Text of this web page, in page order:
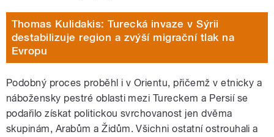
Thomas Kulidakis: Turecká invaze v Sýrii
destabilizuje region a zvýší migrační tlak na
Evropu
Podobný proces proběhl i v Orientu, přičemž v etnicky a
nábožensky pestré oblasti mezi Tureckem a Persií se
podařilo získat politickou svrchovanost jen dvěma
skupinám, Arabům a Židům. Všichni ostatní ostrouhali a